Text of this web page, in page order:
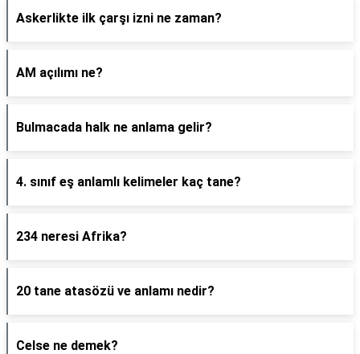
Askerlikte ilk çarşı izni ne zaman?
AM açılımı ne?
Bulmacada halk ne anlama gelir?
4. sınıf eş anlamlı kelimeler kaç tane?
234 neresi Afrika?
20 tane atasözü ve anlamı nedir?
Celse ne demek?